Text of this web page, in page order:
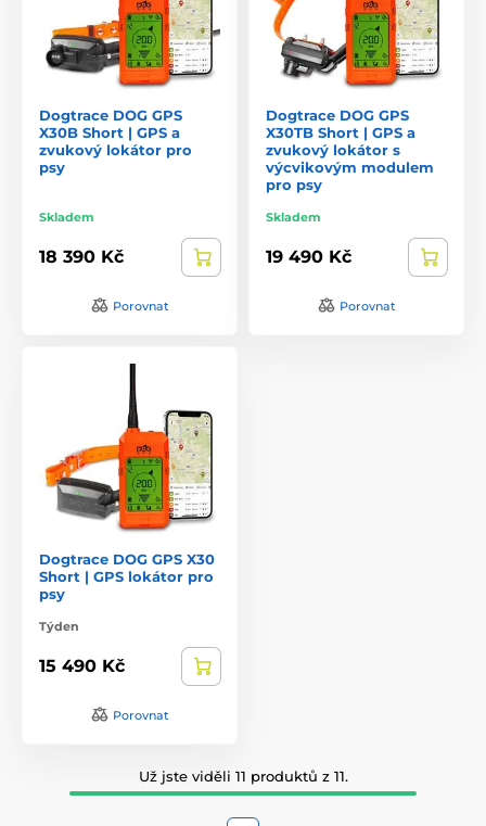
Lze sledovat víc psů najednou?
Přikoupením dalších sledovacích obojků je možné použít
vysílač bez omezení funkcí pro sledování a výcvik více psů
najednou.
Platí se za sledování nějaké poplatky?
Používání sledovacích obojkú s využitím technologie GPS
Jedná se především o profesionální GPS obojky.
Dogtrace DOG GPS
X30B Short | GPS a
zvukový lokátor pro
psy
Skladem
18 390 Kč
Porovnat
Dogtrace DOG GPS
X30TB Short | GPS a
zvukový lokátor s
výcvikovým modulem
pro psy
Skladem
19 490 Kč
Porovnat
Dogtrace DOG GPS X30
Short | GPS lokátor pro
psy
Týden
15 490 Kč
Porovnat
Už jste viděli 11 produktů z 11.